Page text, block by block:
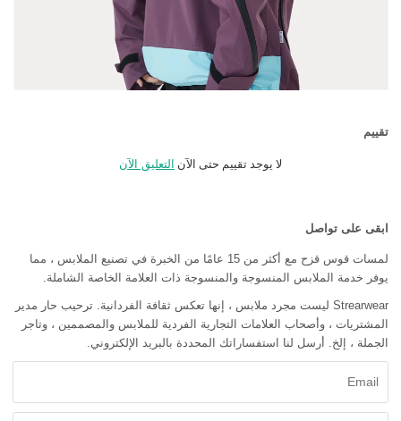
تقييم
لا يوجد تقييم حتى الآن التعليق الآن
ابقى على تواصل
لمسات قوس قزح مع أكثر من 15 عامًا من الخبرة في تصنيع الملابس ، مما
يوفر خدمة الملابس المنسوجة والمنسوجة ذات العلامة الخاصة الشاملة.
Strearwear ليست مجرد ملابس ، إنها تعكس ثقافة الفردانية. ترحيب حار مدير
المشتريات ، وأصحاب العلامات التجارية الفردية للملابس والمصممين ، وتاجر
الجملة ، إلخ. أرسل لنا استفساراتك المحددة بالبريد الإلكتروني.